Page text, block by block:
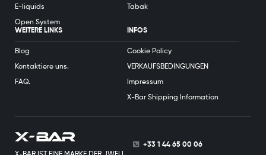
+33 1 44 65 00 06
E-liquids
Open System
Tabak
WEITERE LINKS
Blog
Kontaktiere uns.
FAQ.
INFOS
Cookie Policy
VERKAUFSBEDINGUNGEN
Impressum
X-Bar Shipping Information